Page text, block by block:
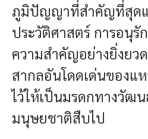
ภูมิปัญญาที่สำคัญที่สุดแ
ประวัติศาสตร์ การอนุรั
ความสำคัญอย่างยิ่งยว
สากลอันโดดเด่นของแ
ไว้ให้เป็นมรดกทางวัฒ
มนุษยชาติสืบไป